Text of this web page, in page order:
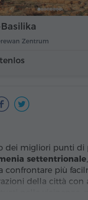
Zentrum
dei migliori punti di
settentrionale
confrontare più
della città con